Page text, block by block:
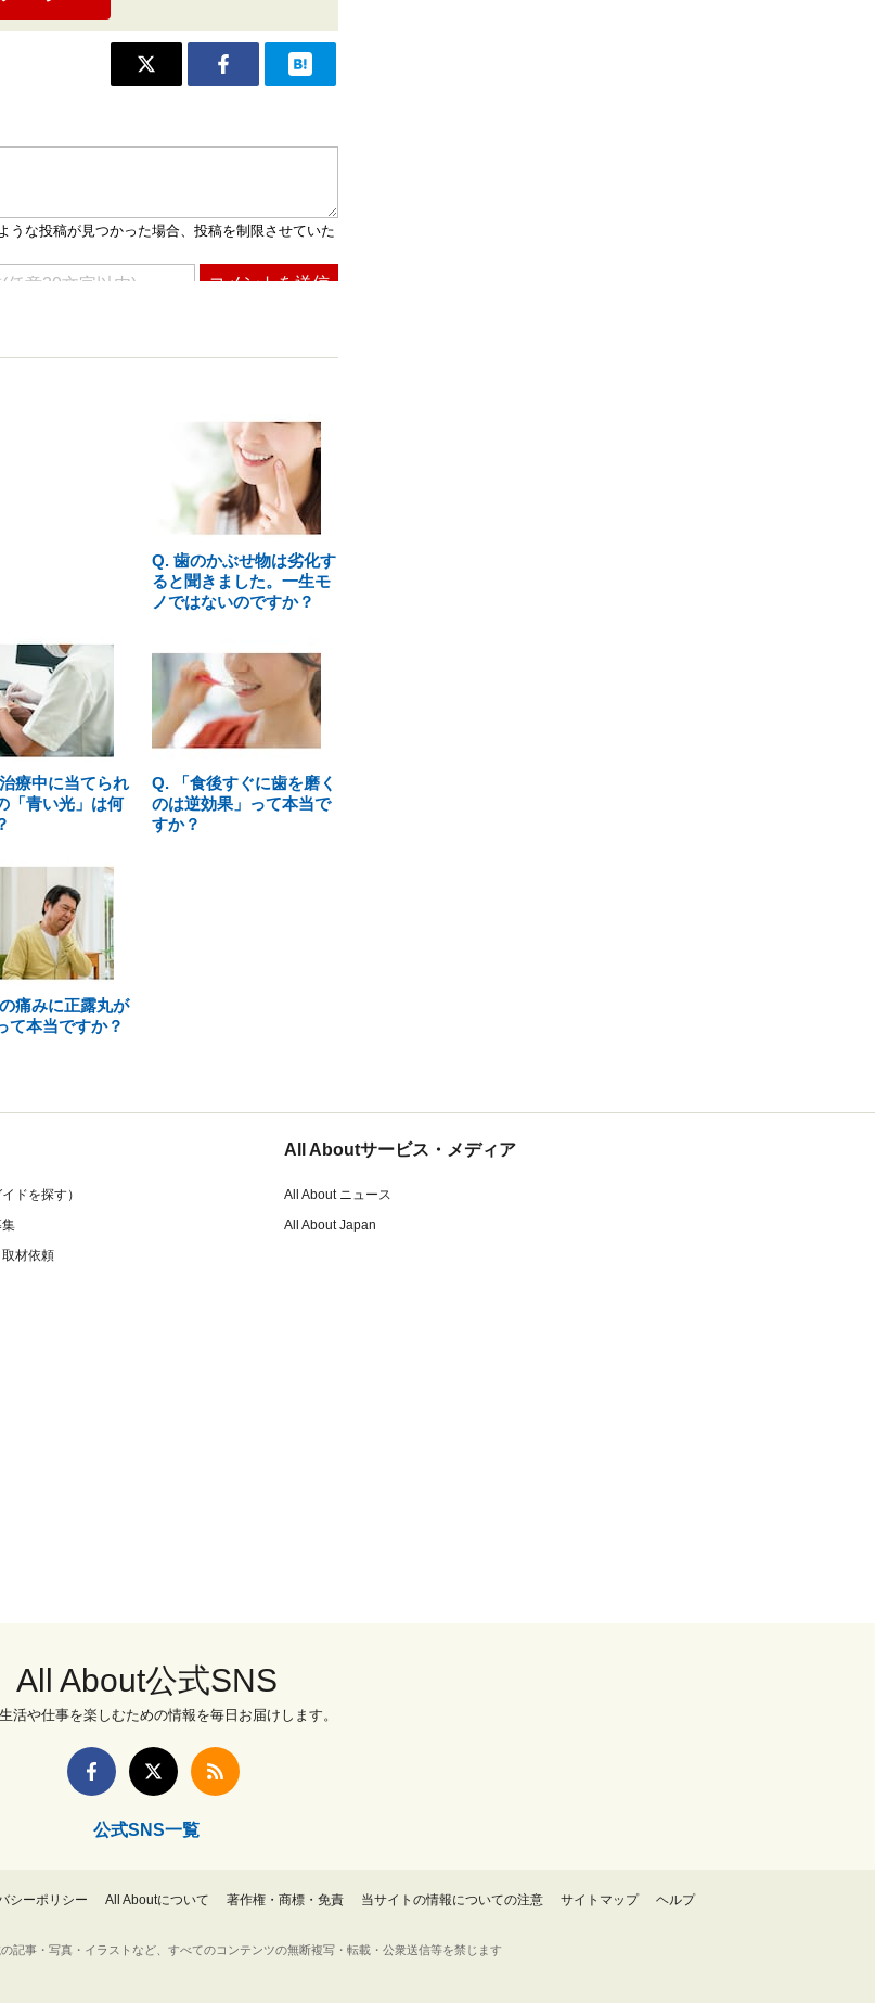
Q. 歯のかぶせ物は劣化す
ると聞きました。一生モ
ノではないのですか？
療中に当てられ
「青い光」は何
Q. 「食後すぐに歯を磨く
のは逆効果」って本当で
すか？
痛みに正露丸が
て本当ですか？
ドを探す）
材依頼
All Aboutサービス・メディア
All About ニュース
All About Japan
All About公式SNS
活や仕事を楽しむための情報を毎日お届けします。
公式SNS一覧
シーポリシー All Aboutについて 著作権・商標・免責 当サイトの情報についての注意 サイトマップ ヘルプ
記事・写真・イラストなど、すべてのコンテンツの無断複写・転載・公衆送信等を禁じます